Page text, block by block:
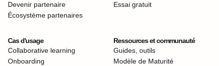
Devenir partenaire
Écosystème partenaires
Essai gratuit
Cas d'usage
Collaborative learning
Onboarding
Ressources et communauté
Guides, outils
Modèle de Maturité